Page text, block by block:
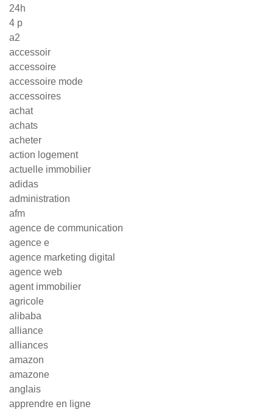
24h
4 p
a2
accessoir
accessoire
accessoire mode
accessoires
achat
achats
acheter
action logement
actuelle immobilier
adidas
administration
afm
agence de communication
agence e
agence marketing digital
agence web
agent immobilier
agricole
alibaba
alliance
alliances
amazon
amazone
anglais
apprendre en ligne